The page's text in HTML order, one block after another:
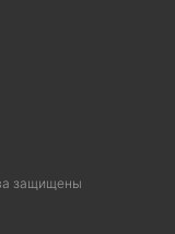
защищены